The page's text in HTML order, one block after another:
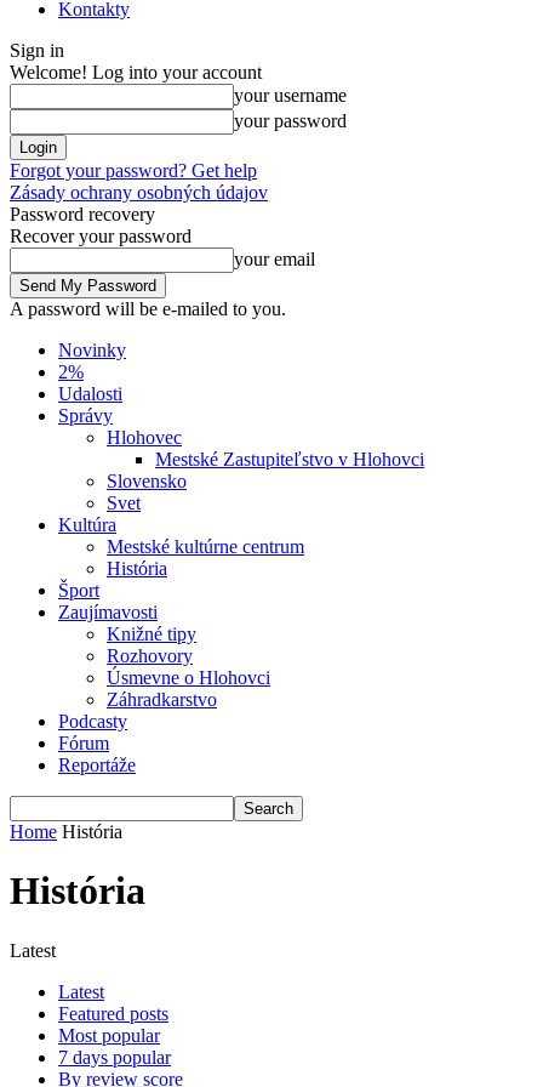
Kontakty
Sign in
Welcome! Log into your account
your username
your password
Forgot your password? Get help
Zásady ochrany osobných údajov
Password recovery
Recover your password
your email
A password will be e-mailed to you.
Novinky
2%
Udalosti
Správy
Hlohovec
Mestské Zastupiteľstvo v Hlohovci
Slovensko
Svet
Kultúra
Mestské kultúrne centrum
História
Šport
Zaujímavosti
Knižné tipy
Rozhovory
Úsmevne o Hlohovci
Záhradkarstvo
Podcasty
Fórum
Reportáže
Home História
História
Latest
Latest
Featured posts
Most popular
7 days popular
By review score